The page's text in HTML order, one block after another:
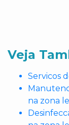
Veja
Servicos
na zona